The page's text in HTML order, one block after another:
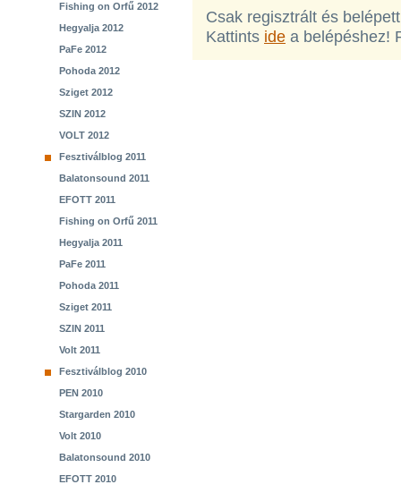
Fishing on Orfű 2012
Hegyalja 2012
PaFe 2012
Pohoda 2012
Sziget 2012
SZIN 2012
VOLT 2012
Fesztiválblog 2011
Balatonsound 2011
EFOTT 2011
Fishing on Orfű 2011
Hegyalja 2011
PaFe 2011
Pohoda 2011
Sziget 2011
SZIN 2011
Volt 2011
Fesztiválblog 2010
PEN 2010
Stargarden 2010
Volt 2010
Balatonsound 2010
EFOTT 2010
Csak regisztrált és
Kattints ide a belépéshez!